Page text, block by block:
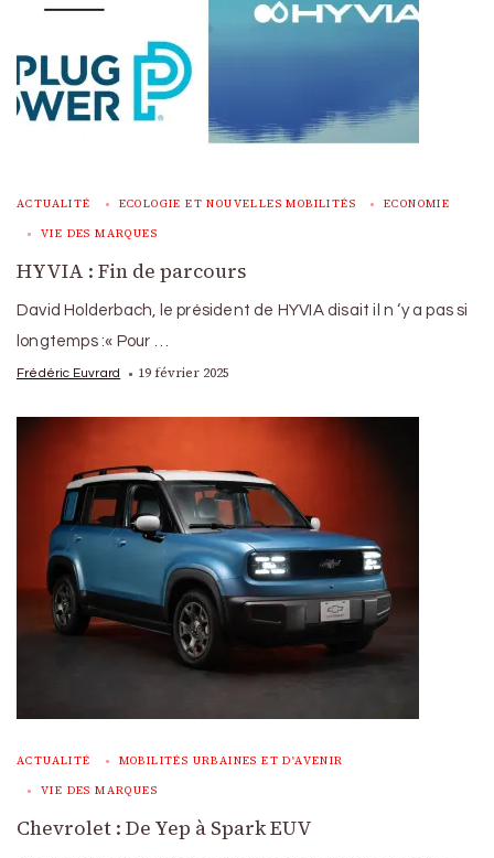
ACTUALITÉ ECOLOGIE ET NOUVELLES MOBILITÉS ECONOMIE
VIE DES MARQUES
HYVIA : Fin de parcours
David Holderbach, le président de HYVIA disait il n ‘y a pas si
longtemps :« Pour …
Frédéric Euvrard 19 février 2025
ACTUALITÉ MOBILITÉS URBAINES ET D'AVENIR
VIE DES MARQUES
Chevrolet : De Yep à Spark EUV